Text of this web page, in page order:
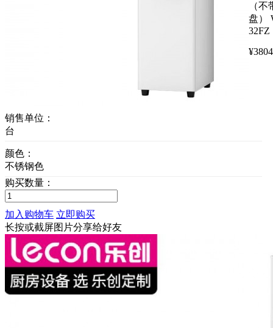
（不
盘）
32FZ
¥
销售单位：
台
颜色：
不锈钢色
购买数量：
加入购物车 立即购买
长按或截屏图片分享给好友